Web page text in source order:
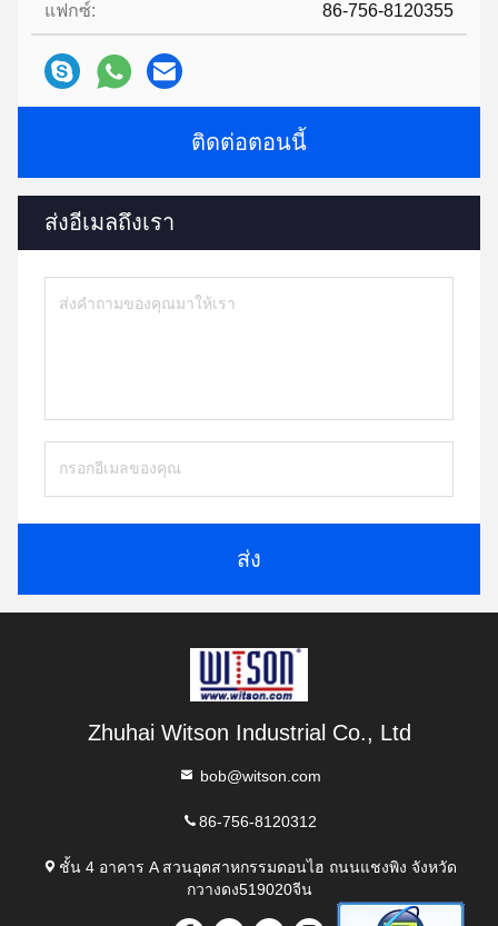
แฟกซ์: 86-756-8120355
ติดต่อตอนนี้
ส่งอีเมลถึงเรา
ส่ง
Zhuhai Witson Industrial Co., Ltd
bob@witson.com
86-756-8120312
ชั้น 4 อาคาร A สวนอุตสาหกรรมดอนไฮ ถนนแชงพิง จังหวัด
กวางดง519020จีน